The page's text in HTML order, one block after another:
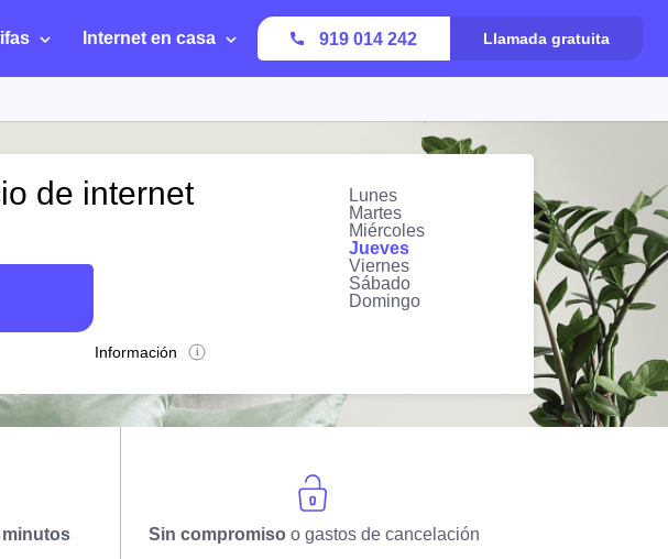
Internet en casa 919 014 242 Llamada gratuita
de internet
Información
Lunes
Martes
Miércoles
Jueves
Viernes
Sábado
Domingo
minutos Sin compromiso o gastos de cancelación